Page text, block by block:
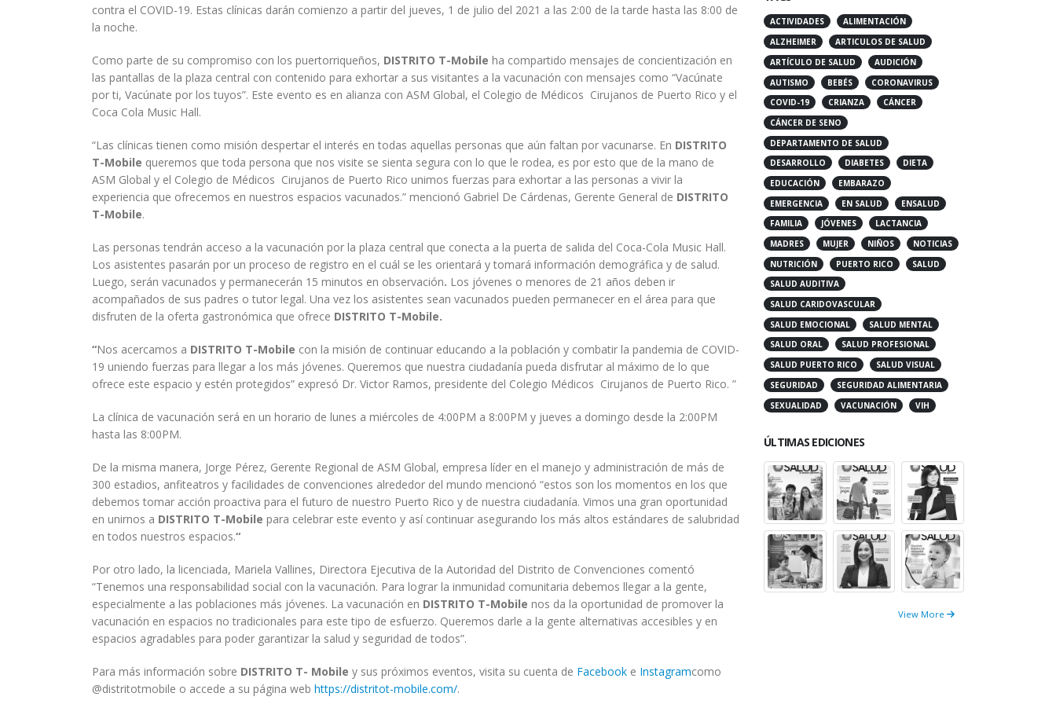
contra el COVID-19. Estas clínicas darán comienzo a partir del jueves, 1 de julio del 2021 a las 2:00 de la tarde hasta las 8:00 de
la noche.
Como parte de su compromiso con los puertorriqueños, DISTRITO T-Mobile ha compartido mensajes de concientización en
las pantallas de la plaza central con contenido para exhortar a sus visitantes a la vacunación con mensajes como “Vacúnate
por ti, Vacúnate por los tuyos”. Este evento es en alianza con ASM Global, el Colegio de Médicos Cirujanos de Puerto Rico y el
Coca Cola Music Hall.
“Las clínicas tienen como misión despertar el interés en todas aquellas personas que aún faltan por vacunarse. En DISTRITO
T-Mobile queremos que toda persona que nos visite se sienta segura con lo que le rodea, es por esto que de la mano de
ASM Global y el Colegio de Médicos Cirujanos de Puerto Rico unimos fuerzas para exhortar a las personas a vivir la
experiencia que ofrecemos en nuestros espacios vacunados.” mencionó Gabriel De Cárdenas, Gerente General de DISTRITO
T-Mobile.
Las personas tendrán acceso a la vacunación por la plaza central que conecta a la puerta de salida del Coca-Cola Music Hall.
Los asistentes pasarán por un proceso de registro en el cuál se les orientará y tomará información demográfica y de salud.
Luego, serán vacunados y permanecerán 15 minutos en observación. Los jóvenes o menores de 21 años deben ir
acompañados de sus padres o tutor legal. Una vez los asistentes sean vacunados pueden permanecer en el área para que
disfruten de la oferta gastronómica que ofrece DISTRITO T-Mobile.
“Nos acercamos a DISTRITO T-Mobile con la misión de continuar educando a la población y combatir la pandemia de COVID-
19 uniendo fuerzas para llegar a los más jóvenes. Queremos que nuestra ciudadanía pueda disfrutar al máximo de lo que
ofrece este espacio y estén protegidos” expresó Dr. Victor Ramos, presidente del Colegio Médicos Cirujanos de Puerto Rico. ”
La clínica de vacunación será en un horario de lunes a miércoles de 4:00PM a 8:00PM y jueves a domingo desde la 2:00PM
hasta las 8:00PM.
De la misma manera, Jorge Pérez, Gerente Regional de ASM Global, empresa líder en el manejo y administración de más de
300 estadios, anfiteatros y facilidades de convenciones alrededor del mundo mencionó “estos son los momentos en los que
debemos tomar acción proactiva para el futuro de nuestro Puerto Rico y de nuestra ciudadanía. Vimos una gran oportunidad
en unirnos a DISTRITO T-Mobile para celebrar este evento y así continuar asegurando los más altos estándares de salubridad
en todos nuestros espacios.“
Por otro lado, la licenciada, Mariela Vallines, Directora Ejecutiva de la Autoridad del Distrito de Convenciones comentó
“Tenemos una responsabilidad social con la vacunación. Para lograr la inmunidad comunitaria debemos llegar a la gente,
especialmente a las poblaciones más jóvenes. La vacunación en DISTRITO T-Mobile nos da la oportunidad de promover la
vacunación en espacios no tradicionales para este tipo de esfuerzo. Queremos darle a la gente alternativas accesibles y en
espacios agradables para poder garantizar la salud y seguridad de todos”.
Para más información sobre DISTRITO T- Mobile y sus próximos eventos, visita su cuenta de Facebook e Instagramcomo
@distritotmobile o accede a su página web https://distritot-mobile.com/.
ALZHEIMER
ARTICULOS DE SALUD
ARTÍCULO DE SALUD
AUDICIÓN
AUTISMO
BEBÉS
CORONAVIRUS
COVID-19
CRIANZA
CÁNCER
CÁNCER DE SENO
DEPARTAMENTO DE SALUD
DESARROLLO
DIABETES
EDUCACIÓN
EMBARAZO
EMERGENCIA
EN SALUD
FAMILIA
JÓVENES
LACTANCIA
MADRES
MUJER NIÑOS
NOTICIAS
NUTRICIÓN
PUERTO RICO
SALUD
SALUD AUDITIVA
SALUD CARIDOVASCULAR
SALUD EMOCIONAL
SALUD MENTAL
SALUD ORAL
SALUD PROFESIONAL
SALUD PUERTO RICO
SALUD VISUAL
SEGURIDAD
SEGURIDAD ALIMENTARIA
SEXUALIDAD
VACUNACIÓN VIH